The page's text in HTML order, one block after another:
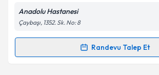
Metni'ni okudum ve kişisel
kapsamda işlenmesini kabul
Takvim Talebini
Anadolu Hastanesi
Çaybaşı, 1352. Sk. No: 8
Randevu Talep Et
Randevu Takvimi Talebi